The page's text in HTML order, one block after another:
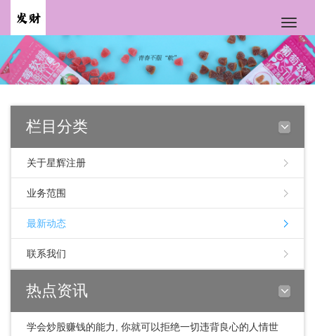
Toggle
栏目分类
关于星辉注册
业务范围
最新动态
联系我们
热点资讯
学会炒股赚钱的能力, 你就可以拒绝一切违背良心的人情世